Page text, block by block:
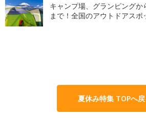
キャンプ場、グランピング
まで！全国のアウトドアスポ
夏休み特集 TOPへ